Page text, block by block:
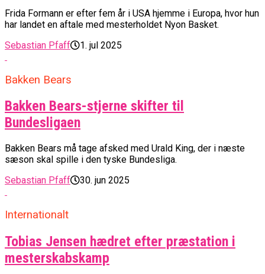
Frida Formann er efter fem år i USA hjemme i Europa, hvor hun
har landet en aftale med mesterholdet Nyon Basket.
Sebastian Pfaff
1. jul 2025
Bakken Bears
Bakken Bears-stjerne skifter til
Bundesligaen
Bakken Bears må tage afsked med Urald King, der i næste
sæson skal spille i den tyske Bundesliga.
Sebastian Pfaff
30. jun 2025
Internationalt
Tobias Jensen hædret efter præstation i
mesterskabskamp